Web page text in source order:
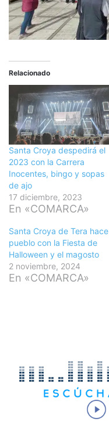
Relacionado
Santa Croya despedirá el
2023 con la Carrera
Inocentes, bingo y sopas
de ajo
17 diciembre, 2023
En «COMARCA»
Santa Croya de Tera hace
pueblo con la Fiesta de
Halloween y el magosto
2 noviembre, 2024
En «COMARCA»